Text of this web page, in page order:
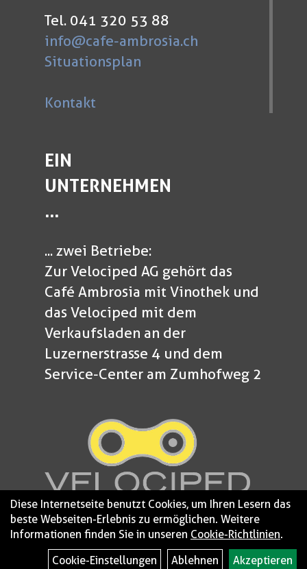
Tel. 041 320 53 88
info@cafe-ambrosia.ch
Situationsplan
Kontakt
EIN
UNTERNEHMEN
...
... zwei Betriebe:
Zur Velociped AG gehört das
Café Ambrosia mit Vinothek und
das Velociped mit dem
Verkaufsladen an der
Luzernerstrasse 4 und dem
Service-Center am Zumhofweg 2
© 2026 - Velociped Impressum
Diese Internetseite benutzt Cookies, um Ihren Lesern das
beste Webseiten-Erlebnis zu ermöglichen. Weitere
Informationen finden Sie in unseren Cookie-Richtlinien.
Cookie-Einstellungen
Ablehnen Akzeptieren